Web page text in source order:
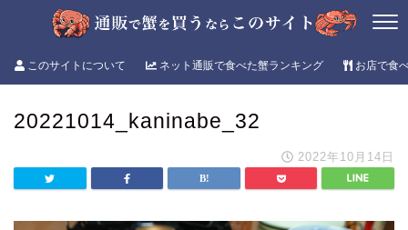
このサイトについて ネット通販で食べた蟹ランキング お店で食
20221014_kaninabe_32
2022年10月14日